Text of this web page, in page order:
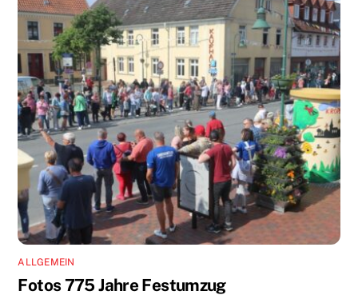
ALLGEMEIN
Fotos 775 Jahre Festumzug